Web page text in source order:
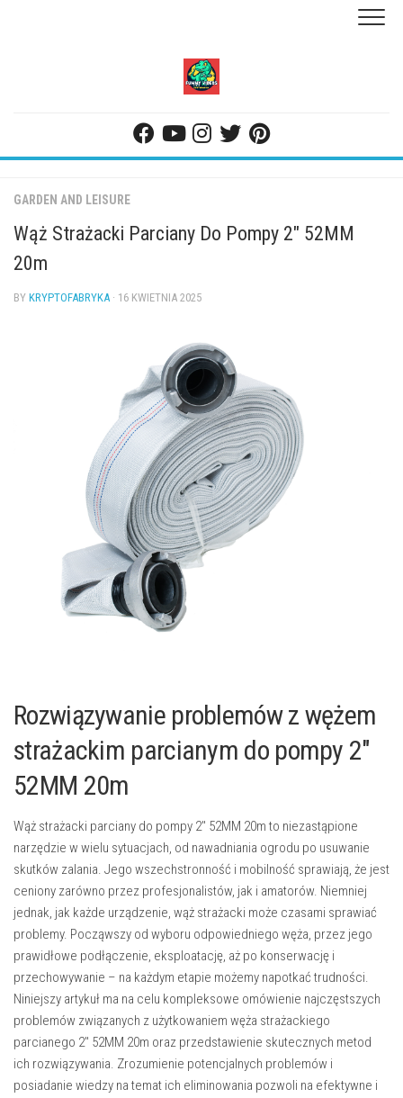
GARDEN AND LEISURE
Wąż Strażacki Parciany Do Pompy 2″ 52MM
20m
BY KRYPTOFABRYKA · 16 KWIETNIA 2025
Rozwiązywanie problemów z wężem
strażackim parcianym do pompy 2″
52MM 20m
Wąż strażacki parciany do pompy 2″ 52MM 20m to niezastąpione
narzędzie w wielu sytuacjach, od nawadniania ogrodu po usuwanie
skutków zalania. Jego wszechstronność i mobilność sprawiają, że jest
ceniony zarówno przez profesjonalistów, jak i amatorów. Niemniej
jednak, jak każde urządzenie, wąż strażacki może czasami sprawiać
problemy. Począwszy od wyboru odpowiedniego węża, przez jego
prawidłowe podłączenie, eksploatację, aż po konserwację i
przechowywanie – na każdym etapie możemy napotkać trudności.
Niniejszy artykuł ma na celu kompleksowe omówienie najczęstszych
problemów związanych z użytkowaniem węża strażackiego
parcianego 2″ 52MM 20m oraz przedstawienie skutecznych metod
ich rozwiązywania. Zrozumienie potencjalnych problemów i
posiadanie wiedzy na temat ich eliminowania pozwoli na efektywne i